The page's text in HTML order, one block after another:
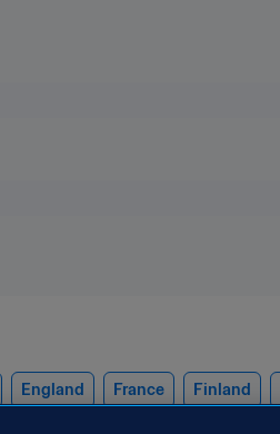
England France Finland